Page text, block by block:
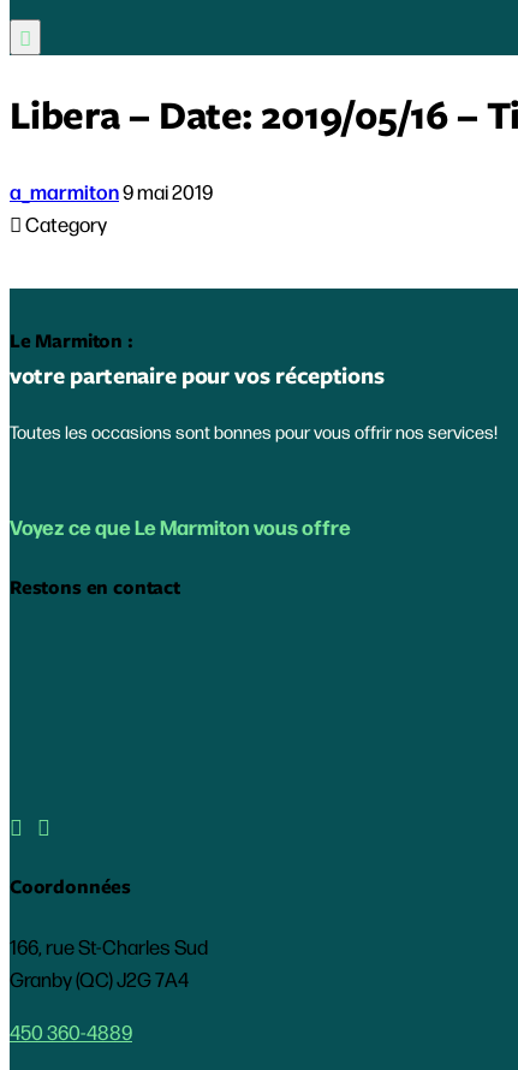

Libera – Date: 2019/05/16 –
a_marmiton9 mai 2019
Category
Le Marmiton :
votre partenaire pour vos réceptions
Toutes les occasions sont bonnes pour vous offrir nos services!
Voyez ce que Le Marmiton vous offre
Restons en contact
 
Coordonnées
166, rue St-Charles Sud
Granby (QC) J2G 7A4
450 360-4889